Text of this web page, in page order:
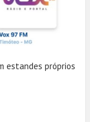
estandes próprios